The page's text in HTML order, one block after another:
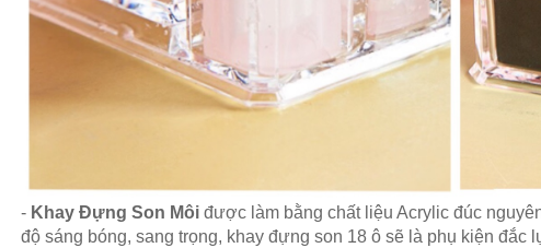
- Khay Đựng Son Môiđược làm bằng chất liệu Acrylic đúc
độ sáng bóng, sang trọng, khay đựng son 18 ô sẽ là phụ kiện đắc
21-09-2023
- Với nhu cầu làm đẹp ngày càng nhiều của các
chị em phụ nữ thì việc mỗi cá nhân…
01-04-2026
Hãy bảo về những chiếc đồng hồ
bạn bằng Hộp Đựng Đồng Hồ Đeo
cấp.…